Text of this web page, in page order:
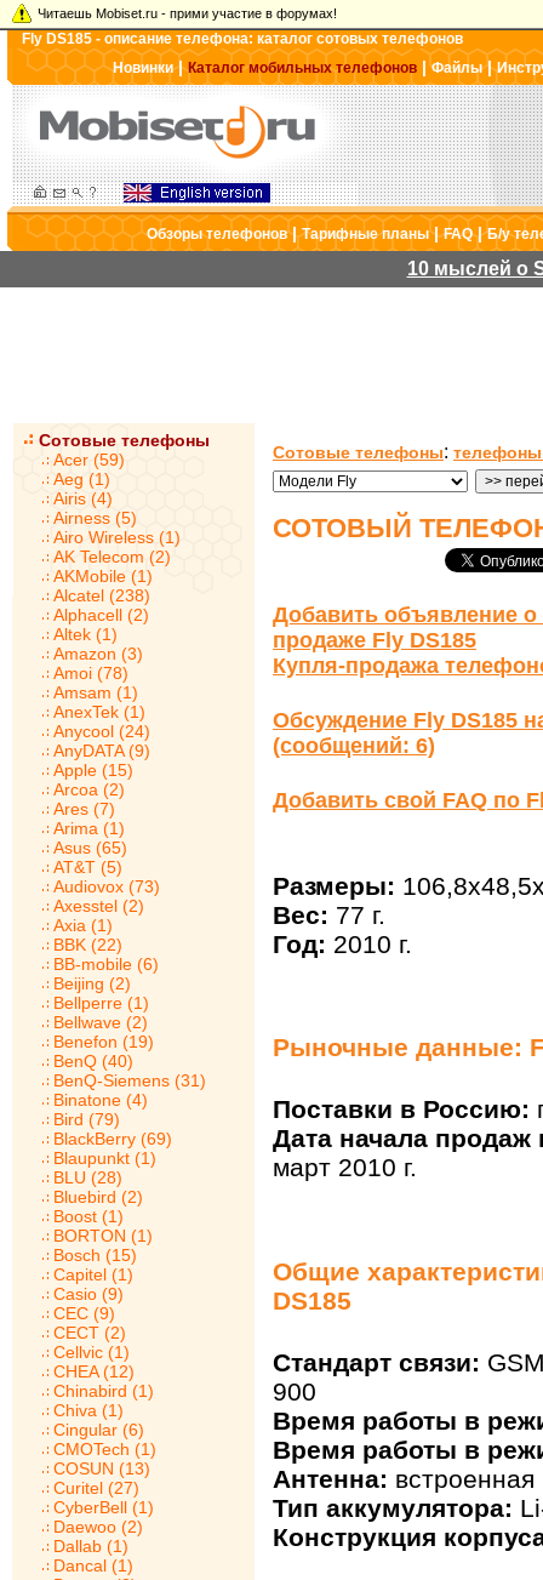
Читаешь Mobiset.ru - прими участие в форумах!
Fly DS185 - описание телефона: каталог сотовых телефонов
Новинки|Каталог мобильных телефонов |Файлы|
Обзоры телефонов|Тарифные планы|FAQ|Б/у
10 мыслей о
Сотовые телефоны
Acer (59)
Aeg (1)
Airis (4)
Airness (5)
Airo Wireless (1)
AK Telecom (2)
AKMobile (1)
Alcatel (238)
Alphacell (2)
Altek (1)
Amazon (3)
Amoi (78)
Amsam (1)
AnexTek (1)
Anycool (24)
AnyDATA (9)
Apple (15)
Arcoa (2)
Ares (7)
Arima (1)
Asus (65)
AT&T (5)
Audiovox (73)
Axesstel (2)
Axia (1)
BBK (22)
BB-mobile (6)
Beijing (2)
Bellperre (1)
Bellwave (2)
Benefon (19)
BenQ (40)
BenQ-Siemens (31)
Binatone (4)
Bird (79)
BlackBerry (69)
Blaupunkt (1)
BLU (28)
Bluebird (2)
Boost (1)
BORTON (1)
Bosch (15)
Capitel (1)
Casio (9)
CEC (9)
CECT (2)
Cellvic (1)
CHEA (12)
Chinabird (1)
Chiva (1)
Cingular (6)
CMOTech (1)
COSUN (13)
Curitel (27)
CyberBell (1)
Daewoo (2)
Dallab (1)
Dancal (1)
Сотовые телефоны:
СОТОВЫЙ ТЕЛЕФОН
Добавить объявление о
продаже Fly DS185
Купля-продажа
Обсуждение Fly DS185
(сообщений: 6)
Добавить свой FAQ по
Размеры:
Вес: 77 г.
Год: 2010 г.
Рыночные данные:
Поставки в Россию:
Дата начала продаж
март 2010 г.
Общие
DS185
Стандарт связи:
900
Время работы в
Время работы в
Антенна: встроенная
Тип аккумулятора:
Конструкция